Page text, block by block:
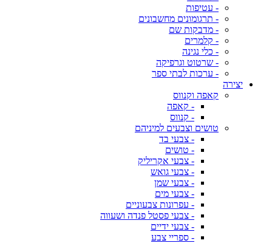
- עטיפות
- תרגומונים מחשבונים
- מדבקות שם
- קלמרים
- כלי נגינה
- שרטוט וגרפיקה
- ערכות לבתי ספר
יצירה
קאפה וקנווס
- קאפה
- קנווס
טושים וצבעים למיניהם
- צבעי בד
- טושים
- צבעי אקריליק
- צבעי גואש
- צבעי שמן
- צבעי מים
- עפרונות צבעוניים
- צבעי פסטל פנדה ושעווה
- צבעי ידיים
- ספריי צבע